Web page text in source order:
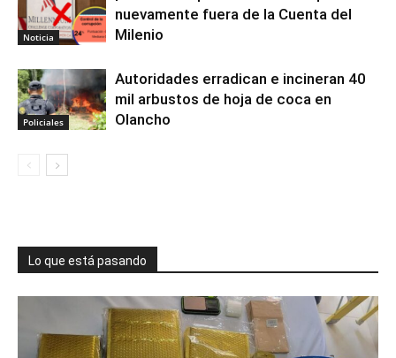
Noticia
nuevamente fuera de la Cuenta del
Milenio
Policiales
Autoridades erradican e incineran 40
mil arbustos de hoja de coca en
Olancho
Lo que está pasando